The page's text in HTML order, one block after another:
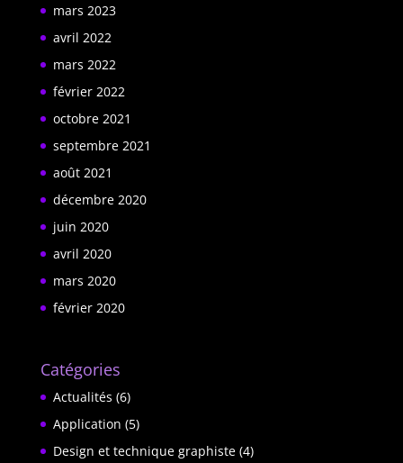
mars 2023
avril 2022
mars 2022
février 2022
octobre 2021
septembre 2021
août 2021
décembre 2020
juin 2020
avril 2020
mars 2020
février 2020
Catégories
Actualités (6)
Application (5)
Design et technique graphiste(4)